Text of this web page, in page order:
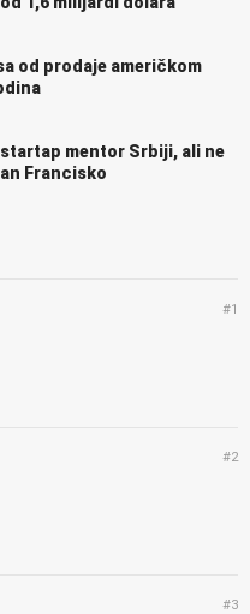
od prodaje američkom
mentor Srbiji, ali ne
Francisko
#1
#2
#3